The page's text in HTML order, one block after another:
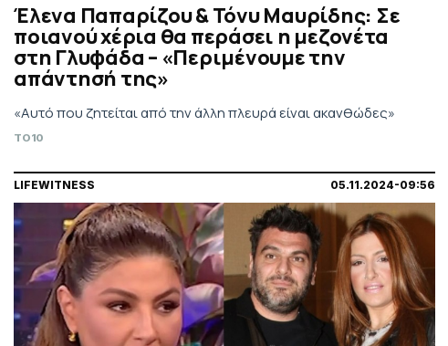
Έλενα Παπαρίζου & Τόνυ Μαυρίδης: Σε
ποιανού χέρια θα περάσει η μεζονέτα
στη Γλυφάδα – «Περιμένουμε την
απάντησή της»
«Αυτό που ζητείται από την άλλη πλευρά είναι ακανθώδες»
TO10
LIFEWITNESS 05.11.2024-09:56